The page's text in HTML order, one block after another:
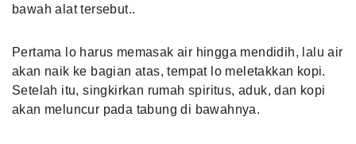
bawah alat tersebut..
Pertama lo harus memasak air hingga mendidih, lalu air
akan naik ke bagian atas, tempat lo meletakkan kopi.
Setelah itu, singkirkan rumah spiritus, aduk, dan kopi
akan meluncur pada tabung di bawahnya.